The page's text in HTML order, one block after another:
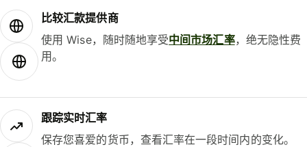
比较汇款提供商
使用 Wise，随时随地享受中间市场汇率，绝无隐性费
用。
跟踪实时汇率
保存您喜爱的货币，查看汇率在一段时间内的变化。